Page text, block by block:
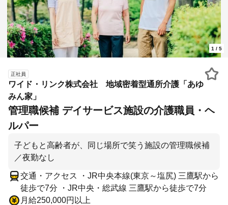
1 / 5
正社員
ワイド・リンク株式会社 地域密着型通所介護「あゆ
みん家」
管理職候補 デイサービス施設の介護職員・ヘ
ルパー
子どもと高齢者が、同じ場所で笑う施設の管理職候補
／夜勤なし
交通・アクセス ・JR中央本線(東京～塩尻) 三鷹駅から
徒歩で7分 ・JR中央・総武線 三鷹駅から徒歩で7分
月給250,000円以上